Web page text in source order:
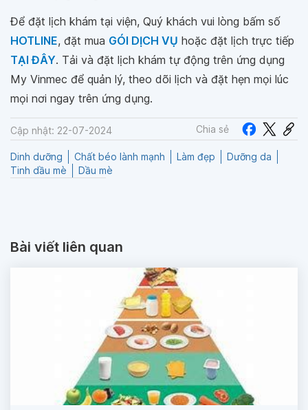
Để đặt lịch khám tại viện, Quý khách vui lòng bấm số
HOTLINE, đặt mua GÓI DỊCH VỤ hoặc đặt lịch trực tiếp
TẠI ĐÂY. Tải và đặt lịch khám tự động trên ứng dụng
My Vinmec để quản lý, theo dõi lịch và đặt hẹn mọi lúc
mọi nơi ngay trên ứng dụng.
Cập nhật: 22-07-2024 Chia sẻ
Dinh dưỡng Chất béo lành mạnh Làm đẹp
Dưỡng da
Tinh dầu mè
Dầu mè
Bài viết liên quan